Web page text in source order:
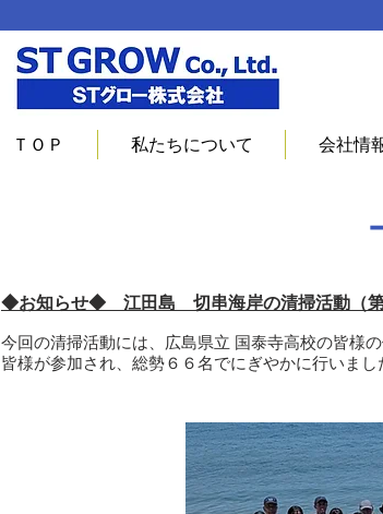
ＴＯＰ 私たちについて 会社情
◆お知らせ◆ 江田島 切串海岸の清掃活動（第
今回の清掃活動には、広島県立 国泰寺高校の皆様
皆様が参加され、総勢６６名でにぎやかに行いま